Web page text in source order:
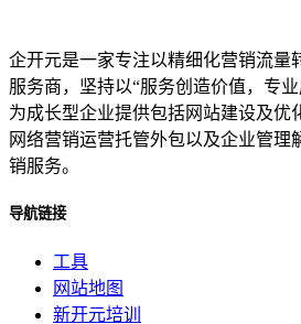
企开元是一家专注以精细化营销流量
服务商，坚持以“服务创造价值，专业
为成长型企业提供包括网站建设及优
网络营销运营托管外包以及企业管理
销服务。
导航链接
工具
网站地图
新开元培训